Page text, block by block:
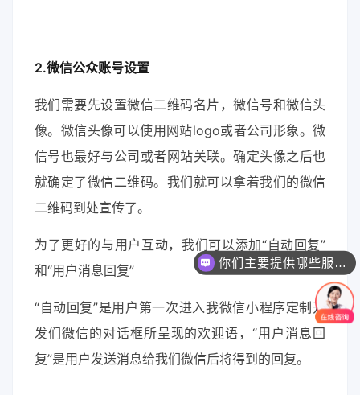
2.微信公众账号设置
我们需要先设置微信二维码名片，微信号和微信头
像。微信头像可以使用网站logo或者公司形象。微
信号也最好与公司或者网站关联。确定头像之后也
就确定了微信二维码。我们就可以拿着我们的微信
二维码到处宣传了。
为了更好的与用户互动，我们可以添加“自动回复”
和“用户消息回复”
“自动回复”是用户第一次进入我微信小程序定制开
发们微信的对话框所呈现的欢迎语，“用户消息回
复”是用户发送消息给我们微信后将得到的回复。
你们主要提供哪些服务？可以根据需求定制吗？